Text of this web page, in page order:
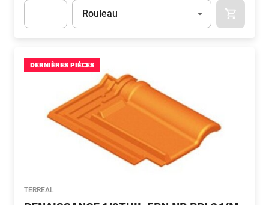
Unité
Rouleau
DERNIÈRES PIÈCES
TERREAL